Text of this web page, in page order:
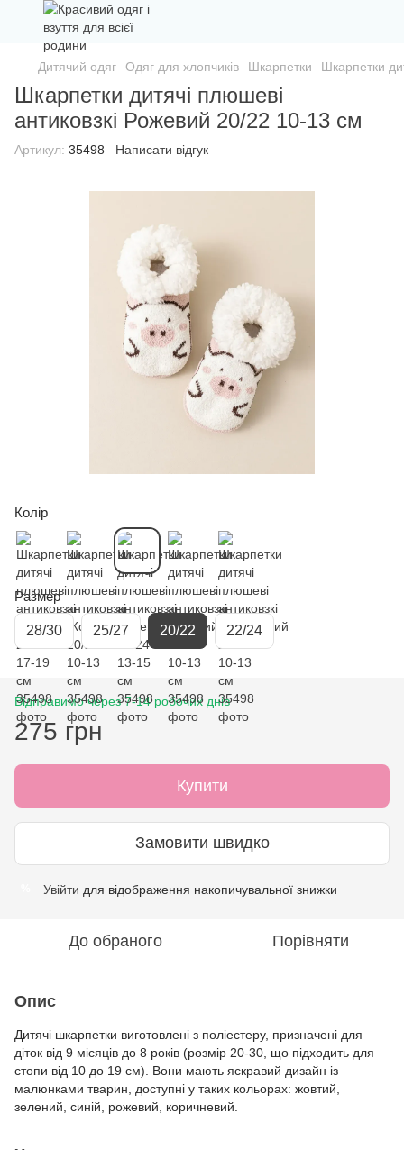
Дитячий одяг Одяг для хлопчиків Шкарпетки Шкарпетки
Шкарпетки дитячі плюшеві
антиковзкі Рожевий 20/22 10-13 см
Артикул: 35498 Написати відгук
Колір
Размер
28/30 25/27 20/22 22/24
Відправимо через 7-14 робочих днів
275 грн
Купити
Замовити швидко
Увійти для відображення накопичувальної знижки
До обраного Порівняти
Опис
Дитячі шкарпетки виготовлені з поліестеру, призначені для
діток від 9 місяців до 8 років (розмір 20-30, що підходить для
стопи від 10 до 19 см). Вони мають яскравий дизайн із
малюнками тварин, доступні у таких кольорах: жовтий,
зелений, синій, рожевий, коричневий.